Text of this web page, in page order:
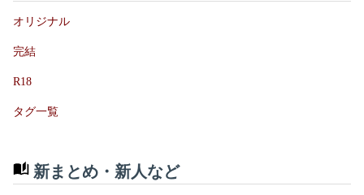
オリジナル
完結
R18
タグ一覧
新まとめ・新人など